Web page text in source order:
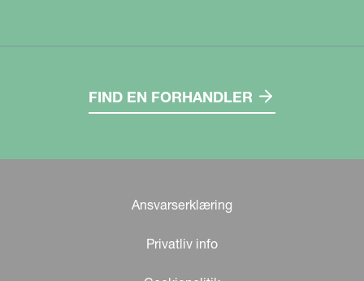
FIND EN FORHANDLER
Ansvarserklæring
Privatliv info